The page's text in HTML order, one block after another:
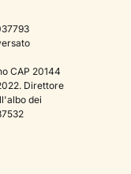
CAP 20144
Direttore
dei